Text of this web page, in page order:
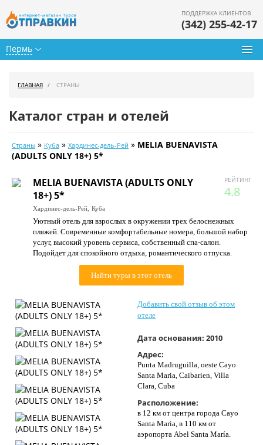
Пермь
ПОДДЕРЖКА КЛИЕНТОВ
(342) 255-42-17
Календарь туров
Цены дня
Страны
Как купить
О нас
ГЛАВНАЯ СТРАНЫ
Каталог стран и отелей
Страны » Куба » Хардинес-дель-Рей » MELIA BUENAVISTA
(ADULTS ONLY 18+) 5*
РЕЙТИНГ
4.8
MELIA BUENAVISTA (ADULTS ONLY
18+) 5*
Хардинес-дель-Рей, Куба
Уютный отель для взрослых в окружении трех белоснежных
пляжей. Современные комфортабельные номера, большой набор
услуг, высокий уровень сервиса, собственный спа-салон.
Подойдет для спокойного отдыха, романтического отпуска.
Найти туры в этот отель
Добавить свой отзыв об этом
отеле
Дата основания: 2010
Адрес:
Punta Madruguilla, oeste Cayo
Santa Maria, Caibarien, Villa
Clara, Cuba
Расположение:
в 12 км от центра города Cayo
Santa Maria, в 110 км от
аэропорта Abel Santa María.